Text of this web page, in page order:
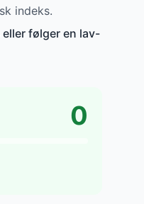
indeks.
følger en lav-
0